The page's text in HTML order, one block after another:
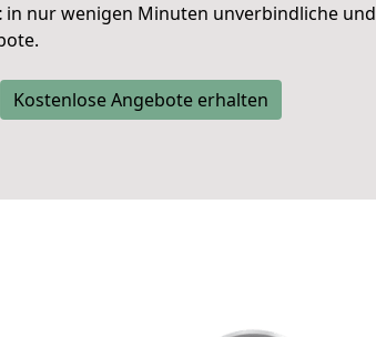
in nur wenigen Minuten unverbindliche und
Kostenlose Angebote erhalten